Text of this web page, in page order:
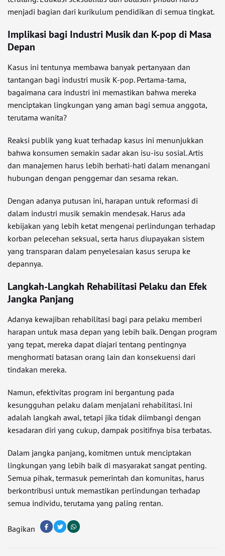
menjadi bagian dari kurikulum pendidikan di semua tingkat.
Implikasi bagi Industri Musik dan K-pop di Masa
Depan
Kasus ini tentunya membawa banyak pertanyaan dan
tantangan bagi industri musik K-pop. Pertama-tama,
bagaimana cara industri ini memastikan bahwa mereka
menciptakan lingkungan yang aman bagi semua anggota,
terutama wanita?
Reaksi publik yang kuat terhadap kasus ini menunjukkan
bahwa konsumen semakin sadar akan isu-isu sosial. Artis
dan manajemen harus lebih berhati-hati dalam menangani
hubungan dengan penggemar dan sesama rekan.
Dengan adanya putusan ini, harapan untuk reformasi di
dalam industri musik semakin mendesak. Harus ada
kebijakan yang lebih ketat mengenai perlindungan terhadap
korban pelecehan seksual, serta harus diupayakan sistem
yang transparan dalam penyelesaian kasus serupa ke
depannya.
Langkah-Langkah Rehabilitasi Pelaku dan Efek
Jangka Panjang
Adanya kewajiban rehabilitasi bagi para pelaku memberi
harapan untuk masa depan yang lebih baik. Dengan program
yang tepat, mereka dapat diajari tentang pentingnya
menghormati batasan orang lain dan konsekuensi dari
tindakan mereka.
Namun, efektivitas program ini bergantung pada
kesungguhan pelaku dalam menjalani rehabilitasi. Ini
adalah langkah awal, tetapi jika tidak diimbangi dengan
kesadaran diri yang cukup, dampak positifnya bisa terbatas.
Dalam jangka panjang, komitmen untuk menciptakan
lingkungan yang lebih baik di masyarakat sangat penting.
Semua pihak, termasuk pemerintah dan komunitas, harus
berkontribusi untuk memastikan perlindungan terhadap
semua individu, terutama yang paling rentan.
Bagikan